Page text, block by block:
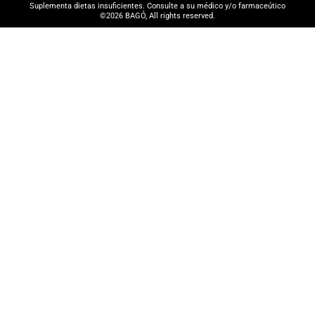
Suplementa dietas insuficientes. Consulte a su médico y/o farmaceútico
©2026 BAGÓ, All rights reserved.